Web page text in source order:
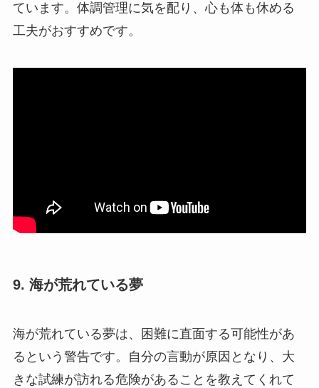
ています。体調管理に気を配り、心も体も休める
工夫がおすすめです。
9. 海が荒れている夢
海が荒れている夢は、困難に直面する可能性があ
るという警告です。自分の言動が原因となり、大
きな試練が訪れる危険があることを教えてくれて